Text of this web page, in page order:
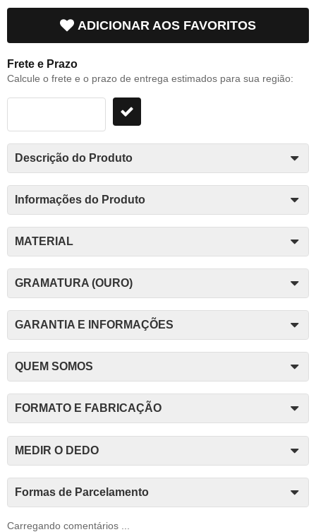
ADICIONAR AOS FAVORITOS
Frete e Prazo
Calcule o frete e o prazo de entrega estimados para sua região:
Descrição do Produto
Informações do Produto
MATERIAL
GRAMATURA (OURO)
GARANTIA E INFORMAÇÕES
QUEM SOMOS
FORMATO E FABRICAÇÃO
MEDIR O DEDO
Formas de Parcelamento
Carregando comentários ...